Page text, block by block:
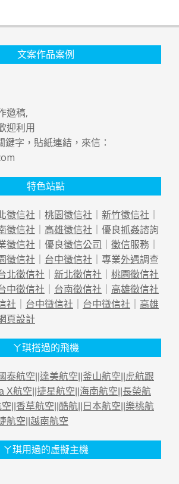
文案作品案例
邀稿,
迎利用
鍵字，貼紙連結，來信：
特色站點
徵信社 ｜ 桃園徵信社 ｜ 新竹徵信社 ｜
徵信社 ｜ 高雄徵信社 ｜優良抓姦諮詢
徵信社 ｜優良徵信公司 ｜ 徵信服務｜
徵信社 ｜ 台中徵信社 ｜專業外遇調查
北徵信社 ｜ 新北徵信社 ｜ 桃園徵信社
中徵信社 ｜ 台南徵信社 ｜ 高雄徵信社
社 ｜ 台中徵信社 ｜ 台中徵信社 ｜ 高雄
頁設計
ㄚ琪搭過的飛機
泰航空 達美航空 釜山航空
虎航跟
X航空 捷星航空 海南航空 長榮航
香草航空 酷航 日本航空 樂桃航
航空 越南航空
ㄚ琪用過的虛擬主機